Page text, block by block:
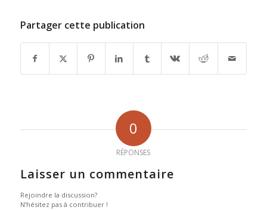
Partager cette publication
0
RÉPONSES
Laisser un commentaire
Rejoindre la discussion?
N’hésitez pas à contribuer !